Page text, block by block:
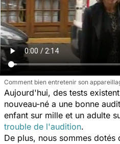
Comment bien entretenir son
Aujourd'hui, des tests
nouveau-né a une bonne
enfant sur mille et un adulte
trouble de l'audition.
De plus, nous sommes